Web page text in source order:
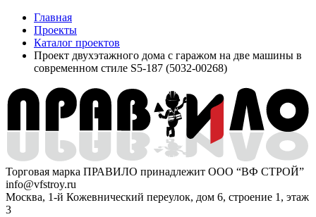
Главная
Проекты
Каталог проектов
Проект двухэтажного дома с гаражом на две машины в
современном стиле S5-187 (5032-00268)
Торговая марка ПРАВИЛО принадлежит ООО “ВФ СТРОЙ”
info@vfstroy.ru
Москва, 1-й Кожевнический переулок, дом 6, строение 1, этаж
3